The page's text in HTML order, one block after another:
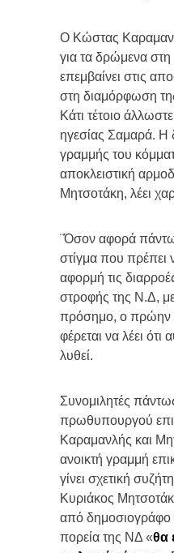
Ο Κώστας
για τα δρώμενα
επεμβαίνει στις
στη διαμόρφωση
Κάτι τέτοιο
ηγεσίας Σαμαρά. Η
γραμμής του
αποκλειστική
Μητσοτάκη, λέει
¨Όσον αφορά
στίγμα που πρέπει
αφορμή τις
στροφής της Ν.Δ,
πρόσημο, ο πρώην
φέρεται να λέει ότι
λυθεί.
Συνομιλητές
πρωθυπουργού
Καραμανλής και
ανοικτή γραμμή
γίνει σχετική
Κυριάκος
από δημοσιογράφο
πορεία της ΝΔ «θα